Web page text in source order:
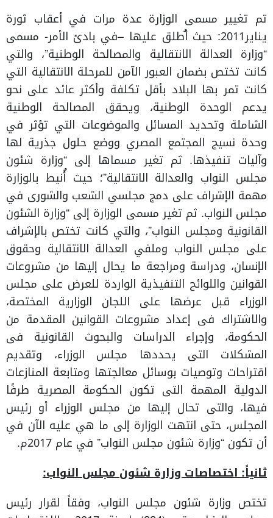
تم تغيير مسمى الوزارة عدة مرات في أعقاب ثورة
يناير2011: حيث أ
طلق عليها –في بادئ الأمر- مسمى
“وزارة العدالة الانتقالية والمصالحة الوطنية”، والتي
كانت تختص بضمان العبور الآمن للمرحلة الانتقالية التي
كانت تمر بها البلاد بأقل تكلفة وأكثر عائد على نحو
يدعم الوحدة الوطنية، ويحقق المصالحة الوطنية
الشاملة وتحديد المسائل والموضوعات التي تؤثر في
وحدة نسيج المجتمع المصري ووضع حلول جذرية لها
وآليات تنفيذها. ثم تغير مسماها إلى “وزارة شئون
مجلس النواب والعدالة الانتقالية”؛ حيث أُنيط بالوزارة
مهمة الإشراف على دمج مجلسي الشعب والشورى في
مجلس النواب. ثم تغير مسمى الوزارة إلى “وزارة الشئون
القانونية ومجلس النواب”، والتي كانت تختص بالإشراف
على مجلس النواب وملفي العدالة الانتقالية وحقوق
الإنسان، ودراسة ومراجعة ما يحال إليها من مشروعات
القوانين واللوائح التنفيذية الواردة للعرض على مجلس
الوزراء قبل عرضها على اللجان الوزارية المختصة،
والاشتراك فى إعداد مشروعات القوانين المقدمة من
الحكومة، وإجراء الدراسات والبحوث القانونية فى
المشكلات التى يحددها مجلس الوزراء، وتقديم
اقتراحات وتوصيات بوسائل معالجتها ومتابعة المنازعات
الدولية المهمة التى تكون الحكومة المصرية طرفًا
فيها، والتى تحال إليها من مجلس الوزراء أو رئيس
المجلس، حتى انتهت الوزارة إلى ما هي عليه الآن في
أن تكون “وزارة شئون مجلس النواب” في عام 2017م.
ثانياً: اختصاصات وزارة شئون مجلس النواب:
تختص وزارة شئون مجلس النواب، وفقاً لقرار رئيس